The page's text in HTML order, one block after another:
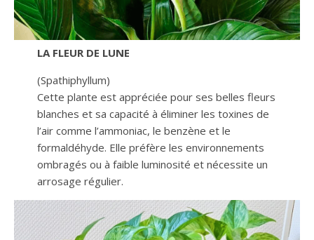
LA FLEUR DE LUNE
(Spathiphyllum)
Cette plante est appréciée pour ses belles fleurs
blanches et sa capacité à éliminer les toxines de
l’air comme l’ammoniac, le benzène et le
formaldéhyde. Elle préfère les environnements
ombragés ou à faible luminosité et nécessite un
arrosage régulier.